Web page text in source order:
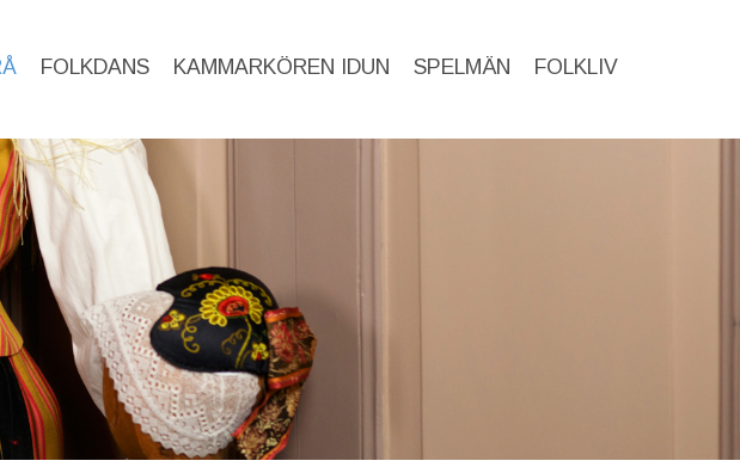
FOLKDANS KAMMARKÖREN IDUN SPELMÄN FOLKLIV